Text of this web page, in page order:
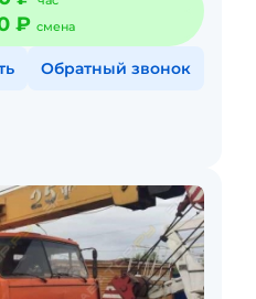
₽ смена
Обратный звонок